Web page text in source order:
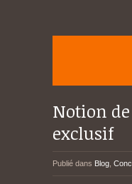
Notion
exclusif
Publié dans Blog